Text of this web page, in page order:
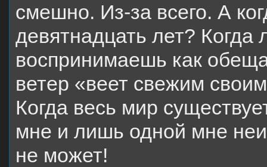
смешно. Из-за всего. А
девятнадцать лет?
воспринимаешь как
ветер «веет свежим
Когда весь мир
мне и лишь одной мне
не может!